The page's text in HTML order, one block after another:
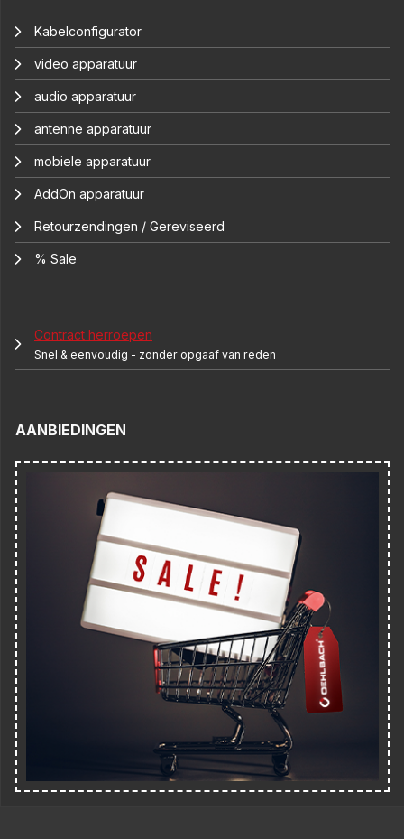
Kabelconfigurator
video apparatuur
audio apparatuur
antenne apparatuur
mobiele apparatuur
AddOn apparatuur
Retourzendingen / Gereviseerd
% Sale
Contract herroepen
Snel & eenvoudig - zonder opgaaf van reden
AANBIEDINGEN